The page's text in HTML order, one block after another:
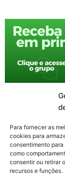
Para fornecer as
cookies para
consentimento
como
consentir ou retirar
recursos e funções.